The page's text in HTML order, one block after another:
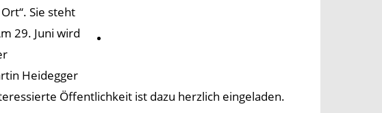
Sie steht
29. Juni wird
Heidegger
Öffentlichkeit ist dazu herzlich eingeladen.